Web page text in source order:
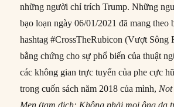
những người chỉ trích Trump. Những
bạo loạn ngày 06/01/2021 đã mang theo
hashtag #CrossTheRubicon (Vượt Sông
bằng chứng cho sự phổ biến của thuật
các không gian trực tuyến của phe cực
trong cuốn sách năm 2018 của mình,